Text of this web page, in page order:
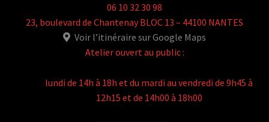
06 10 32 30 98
23, boulevard de Chantenay BLOC 13 – 44100 NANTES
Voir l’itinéraire sur Google Maps
Atelier ouvert au public :
lundi de 14h à 18h et du mardi au vendredi de 9h45 à
12h15 et de 14h00 à 18h00